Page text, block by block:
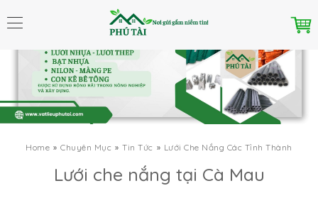
Home Chuyên Mục Tin Tức Lưới Che Nắng Các Tỉnh Thành
Lưới che nắng tại Cà Mau